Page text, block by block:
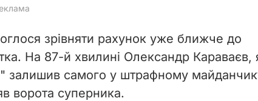
зрівняти рахунок уже ближче до
На 87-й хвилині Олександр Караваєв,
залишив самого у штрафному
ворота суперника.